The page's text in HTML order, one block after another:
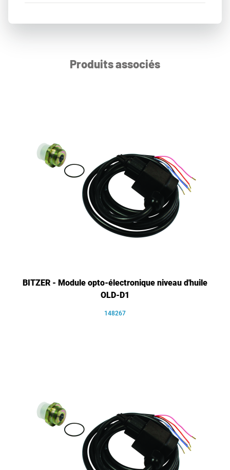
Produits associés
BITZER - Module opto-électronique niveau d'huile
OLD-D1
148267